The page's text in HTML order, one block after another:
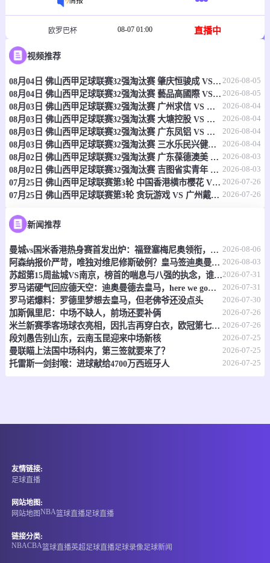
欧罗巴杯 08-07 01:00 直播中
萨尔茨堡
情报
欧协联 08-07 01:00
哥德堡 0 - 0 根特
情报
欧协联 08-07 01:00 直播中
德布勒森尼
情报
欧协联 08-07 01:00 直播中
基辅迪纳摩 1 0 卡拉巴克
情报
欧罗巴杯 08-07 01:00
扎尔吉里斯
-
视频推荐
08月04日 佛山西甲足球联赛32强淘汰赛 肇庆恒骏成 VS 三七互娱 全场录像 2026-08-05
08月04日 佛山西甲足球联赛32强淘汰赛 藝品高國際 VS 湛江狂狼·粵辉能源 全场录像 2026-08-05
08月03日 佛山西甲足球联赛32强淘汰赛 广州求信 VS 顺德新青年 全场录像 2026-08-04
08月03日 佛山西甲足球联赛32强淘汰赛 大塘控股 VS 茂名市点都得 全场录像 2026-08-04
08月03日 佛山西甲足球联赛32强淘汰赛 广东凤铝 VS 湛江八部科技 全场录像 2026-08-04
08月03日 佛山西甲足球联赛32强淘汰赛 三水乐民兴健力宝 VS 中国澳门澳科精英 全场录像 2026-08-04
08月02日 佛山西甲足球联赛32强淘汰赛 广东葆德澳美 VS 白坭兴龙 全场录像 2026-08-03
08月02日 佛山西甲足球联赛32强淘汰赛 吉图省实青年 VS 德兢艾捷斯 全场录像 2026-08-03
07月25日 佛山西甲足球联赛第3轮 中国香港横市樱花 VS 吉图省实青年 全场录像 2026-07-26
07月25日 佛山西甲足球联赛第3轮 贪玩游戏 VS 广州戴拿模 全场录像 2026-07-26
新闻推荐
曼城vs国米香港热身赛首发出炉：福登塞梅尼奥领衔，迪马尔科巴雷拉在列 2026-08-06
阿森纳报价严苛，唯独对维尼修斯破例？皇马签迪奥曼德，明摆着施压 2026-08-03
苏超第15周盐城VS南京，榜首的喘息与八强的执念，谁先破局？2026-07-31
罗马诺硬气回应德天空：迪奥曼德去皇马，here we go，别吵了！ 2026-07-31
罗马诺爆料：罗德里梦想去皇马，但老佛爷还没点头 2026-07-30
加斯佩里尼：中场不缺人，前场还要补俩 2026-07-26
米兰新赛季客场球衣亮相，因扎吉再穿白衣，欧冠第七冠二十周年纪念 2026-07-26
段刘愚告别山东，云南玉昆迎来中场新核 2026-07-25
曼联瞄上法国中场科内，第三签就要来了？ 2026-07-25
托雷斯一剑封喉：进球献给4700万西班牙人 2026-07-25
友情链接:
足球直播
网站地图:
网站地图NBA篮球直播足球直播
链接分类:
NBACBA篮球直播英超 足球直播足球录像 足球新闻